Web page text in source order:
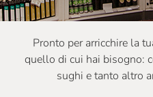
Pronto per arricchire la
quello di cui hai bisogno:
sughi e tanto altro
Maple Farm
Marea
Mariangela Prunotto